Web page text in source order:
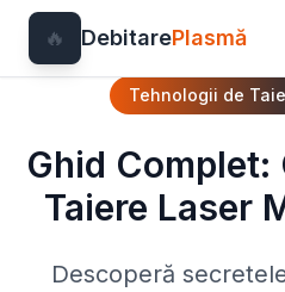
🔥 DebitarePlasmă
Tehnologii de
Ghid Complet:
Taiere Laser
Descoperă